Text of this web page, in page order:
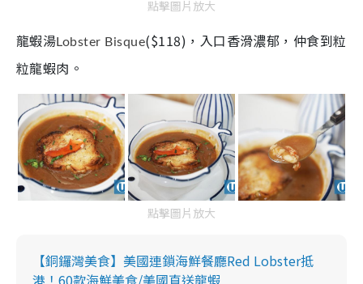
點擊圖片放大
龍蝦湯Lobster Bisque($118)，入口香滑濃郁，仲食到粒
粒龍蝦肉。
點擊圖片放大
【銅鑼灣美食】美國連鎖海鮮餐廳Red Lobster抵
港！60款海鮮美食/美國直送龍蝦